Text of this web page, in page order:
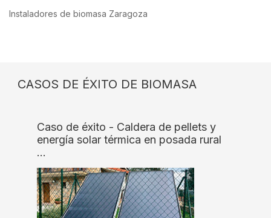
Instaladores de biomasa Zaragoza
CASOS DE ÉXITO DE BIOMASA
Caso de éxito - Caldera de pellets y
energía solar térmica en posada rural
…